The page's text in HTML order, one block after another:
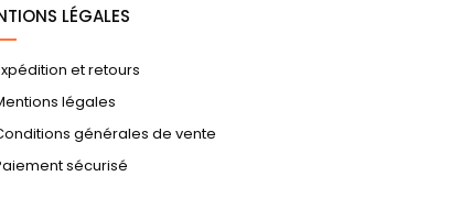
LÉGALES
et retours
légales
générales de vente
sécurisé